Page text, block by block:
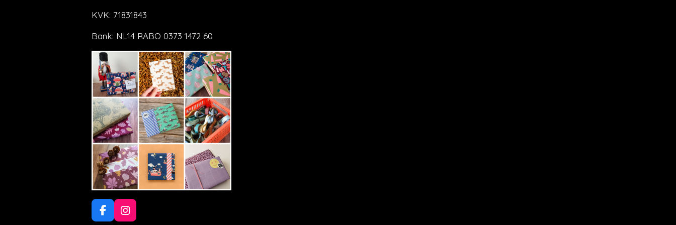
KVK: 71831843
Bank: NL14 RABO 0373 1472 60
F
I